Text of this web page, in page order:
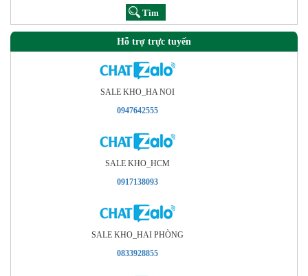
Hỗ trợ trực tuyến
SALE KHO_HA NOI
0947642555
SALE KHO_HCM
0917138093
SALE KHO_HAI PHÒNG
0833928855